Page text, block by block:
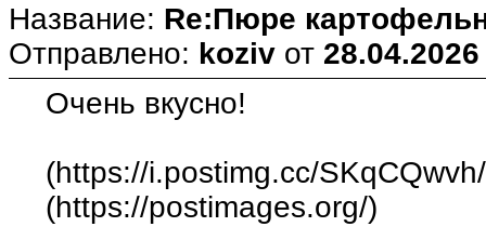
Название: Re:Пюре
Отправлено: koziv от
Очень вкусно!
(https://i.postimg.cc/
(https://postimages.org/)